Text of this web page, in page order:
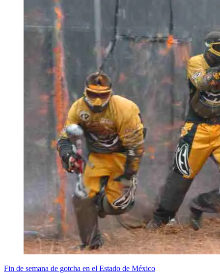
Fin de semana de gotcha en el Estado de México